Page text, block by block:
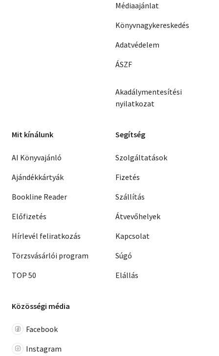
Médiaajánlat
Könyvnagykereskedés
Adatvédelem
ÁSZF
Akadálymentesítési
nyilatkozat
Mit kínálunk
AI Könyvajánló
Ajándékkártyák
Bookline Reader
Előfizetés
Hírlevél feliratkozás
Törzsvásárlói program
TOP 50
Segítség
Szolgáltatások
Fizetés
Szállítás
Átvevőhelyek
Kapcsolat
Súgó
Elállás
Közösségi média
Facebook
Instagram